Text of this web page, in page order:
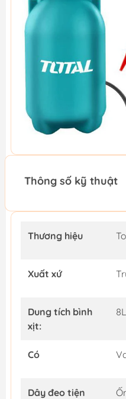
Thông số kỹ thuật
Thương hiệu
Xuất xứ
Dung tích bình
xịt:
8L,
Có
Dây đeo tiện